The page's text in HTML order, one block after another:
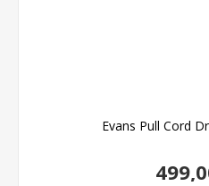
Evans Pull Cord